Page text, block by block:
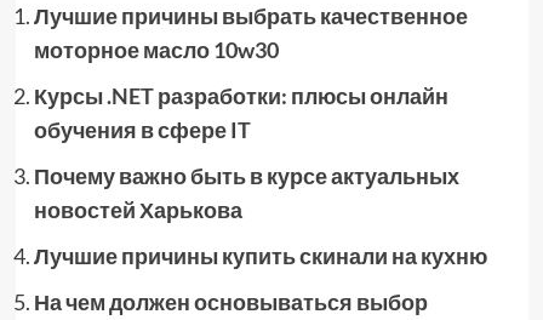
Лучшие причины выбрать качественное
моторное масло 10w30
Курсы .NET разработки: плюсы онлайн
обучения в сфере IT
Почему важно быть в курсе актуальных
новостей Харькова
Лучшие причины купить скинали на кухню
На чем должен основываться выбор